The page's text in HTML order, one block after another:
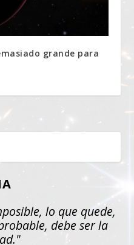
grande para
lo que quede,
debe ser la